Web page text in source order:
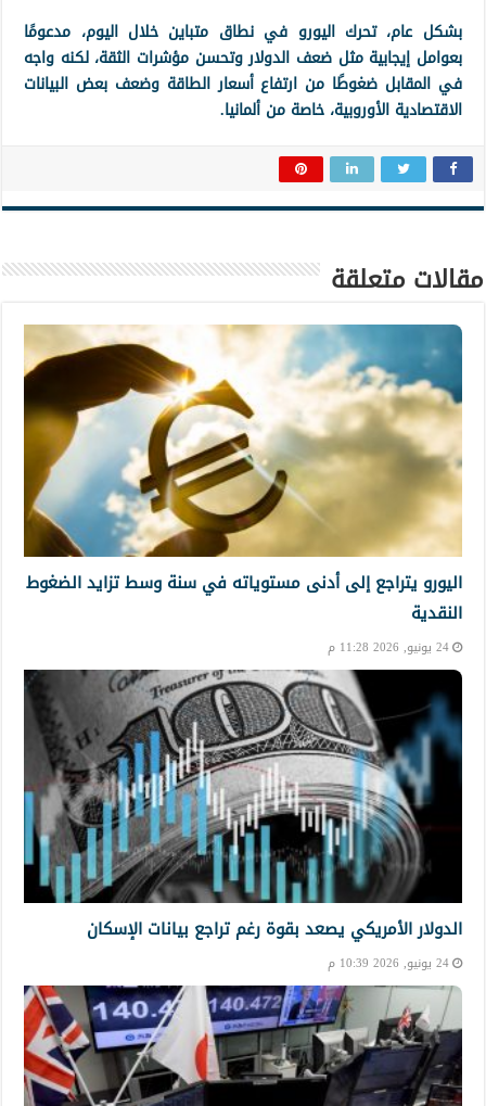
بشكل عام، تحرك اليورو في نطاق متباين خلال اليوم، مدعومًا
بعوامل إيجابية مثل ضعف الدولار وتحسن مؤشرات الثقة، لكنه واجه
في المقابل ضغوطًا من ارتفاع أسعار الطاقة وضعف بعض البيانات
الاقتصادية الأوروبية، خاصة من ألمانيا.
مقالات متعلقة
اليورو يتراجع إلى أدنى مستوياته في سنة وسط تزايد الضغوط
النقدية
24 يونيو, 2026 11:28 م
الدولار الأمريكي يصعد بقوة رغم تراجع بيانات الإسكان
24 يونيو, 2026 10:39 م